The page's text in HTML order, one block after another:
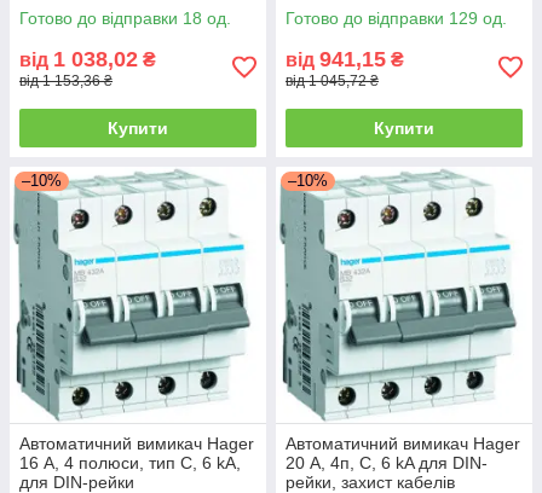
Готово до відправки 18 од.
від 1 038,02 ₴
від 1 153,36 ₴
Купити
Готово до відправки 129 од.
від 941,15 ₴
від 1 045,72 ₴
Купити
–10%
Автоматичний вимикач Hager
16 А, 4 полюси, тип C, 6 kA,
для DIN-рейки
–10%
Автоматичний вимикач Hager
20 А, 4п, C, 6 kA для DIN-
рейки, захист кабелів